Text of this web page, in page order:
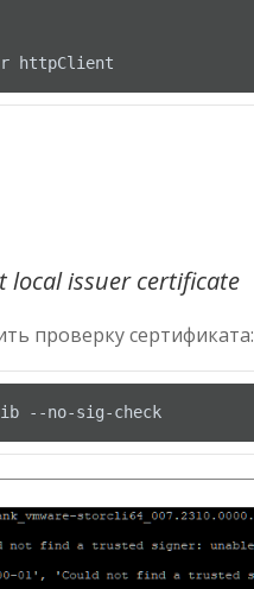
httpClient
local issuer certificate
проверку сертификата:
--no-sig-check